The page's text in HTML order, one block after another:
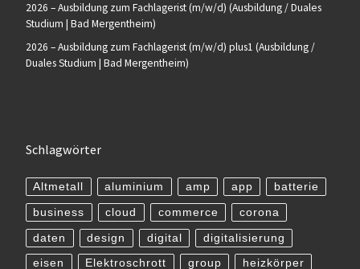
2026 – Ausbildung zum Fachlagerist (m/w/d) (Ausbildung / Duales
Studium | Bad Mergentheim)
2026 – Ausbildung zum Fachlagerist (m/w/d) plus1 (Ausbildung /
Duales Studium | Bad Mergentheim)
Schlagwörter
Altmetall aluminium amp app batterie
business cloud commerce corona
daten design digital digitalisierung
eisen Elektroschrott group heizkörper